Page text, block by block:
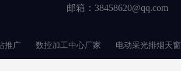
邮箱：38458620@qq.com
推广 数控加工中心厂家 电动采光排烟天窗